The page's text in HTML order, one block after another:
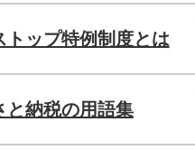
トップ特例制度とは
と納税の用語集